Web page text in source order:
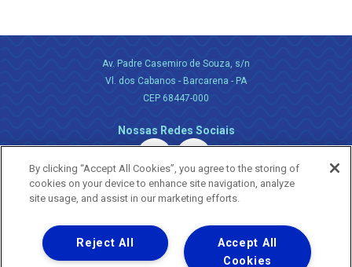
Av. Padre Casemiro de Souza, s/n
Vl. dos Cabanos - Barcarena - PA
CEP 68447-000
Nossas Redes Sociais
Uma empresa
Copyright ® 2026 - Todos os Direitos Reservados.
By clicking “Accept All Cookies”, you agree to the storing of
cookies on your device to enhance site navigation, analyze
site usage, and assist in our marketing efforts.
Accept All
Cookies
Reject All